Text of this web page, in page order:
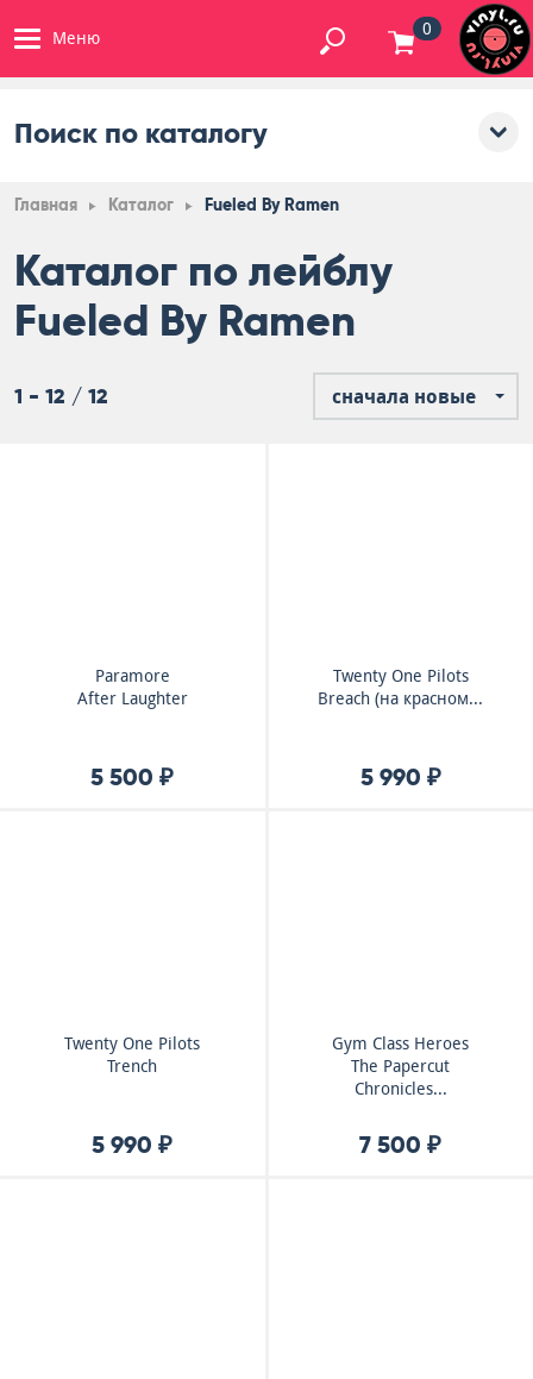
Меню 0
Поиск по каталогу
Главная Каталог Fueled By Ramen
Каталог по лейблу
Fueled By Ramen
1 - 12 / 12 сначала новые
Paramore
After Laughter
5 500 ₽
Twenty One Pilots
Breach (на красном...
5 990 ₽
Twenty One Pilots
Trench
5 990 ₽
Gym Class Heroes
The Papercut
Chronicles...
7 500 ₽